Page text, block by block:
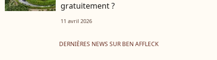
gratuitement ?
11 avril 2026
DERNIÈRES NEWS SUR BEN AFFLECK